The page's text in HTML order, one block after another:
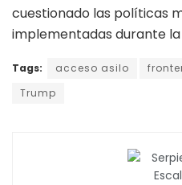
cuestionado las políticas
implementadas durante
Tags: acceso asilo
Trump